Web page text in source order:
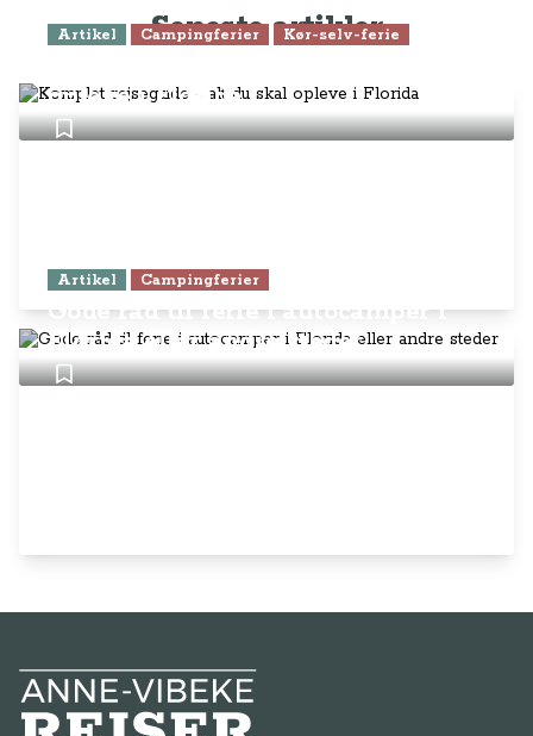
Seneste artikler
Artikel Campingferier Kør-selv-ferie
opleve i Florida
Artikel Campingferier
Gode råd til ferie i autocamper i
Florida eller andre steder
Anne-Vibeke Rejser